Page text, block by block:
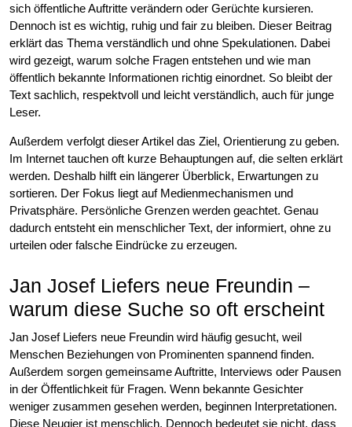
sich öffentliche Auftritte verändern oder Gerüchte kursieren.
Dennoch ist es wichtig, ruhig und fair zu bleiben. Dieser Beitrag
erklärt das Thema verständlich und ohne Spekulationen. Dabei
wird gezeigt, warum solche Fragen entstehen und wie man
öffentlich bekannte Informationen richtig einordnet. So bleibt der
Text sachlich, respektvoll und leicht verständlich, auch für junge
Leser.
Außerdem verfolgt dieser Artikel das Ziel, Orientierung zu geben.
Im Internet tauchen oft kurze Behauptungen auf, die selten erklärt
werden. Deshalb hilft ein längerer Überblick, Erwartungen zu
sortieren. Der Fokus liegt auf Medienmechanismen und
Privatsphäre. Persönliche Grenzen werden geachtet. Genau
dadurch entsteht ein menschlicher Text, der informiert, ohne zu
urteilen oder falsche Eindrücke zu erzeugen.
Jan Josef Liefers neue Freundin –
warum diese Suche so oft erscheint
Jan Josef Liefers neue Freundin wird häufig gesucht, weil
Menschen Beziehungen von Prominenten spannend finden.
Außerdem sorgen gemeinsame Auftritte, Interviews oder Pausen
in der Öffentlichkeit für Fragen. Wenn bekannte Gesichter
weniger zusammen gesehen werden, beginnen Interpretationen.
Diese Neugier ist menschlich. Dennoch bedeutet sie nicht, dass